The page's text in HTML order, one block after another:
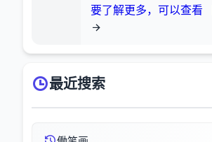
要了解更多，可以查看
最近搜索